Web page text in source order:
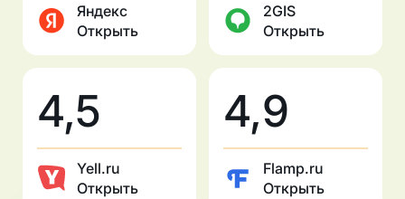
Яндекс
Открыть
2GIS
Открыть
4,5
Yell.ru
Открыть
4,9
Flamp.ru
Открыть